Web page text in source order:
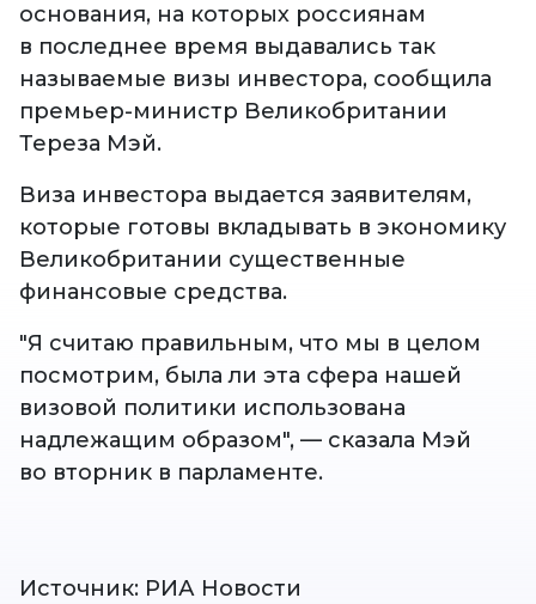
основания, на которых россиянам
в последнее время выдавались так
называемые визы инвестора, сообщила
премьер-министр Великобритании
Тереза Мэй.
Виза инвестора выдается заявителям,
которые готовы вкладывать в экономику
Великобритании существенные
финансовые средства.
"Я считаю правильным, что мы в целом
посмотрим, была ли эта сфера нашей
визовой политики использована
надлежащим образом", — сказала Мэй
во вторник в парламенте.
Источник: РИА Новости